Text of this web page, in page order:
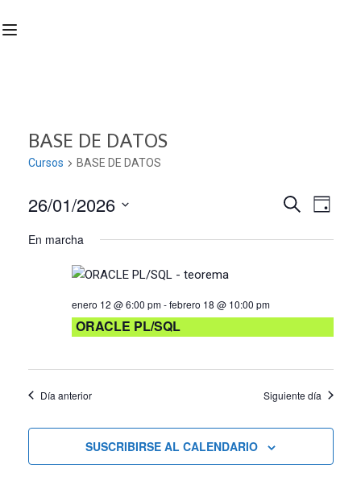
BASE DE DATOS
Cursos BASE DE DATOS
de
y
vistas
de
BUSCAR
de
DÍA
26/01/2026
fecha.
En marcha
enero 12 @ 6:00 pm-febrero 18 @ 10:00 pm
ORACLE PL/SQL
Día anterior Siguiente día
SUSCRIBIRSE AL CALENDARIO